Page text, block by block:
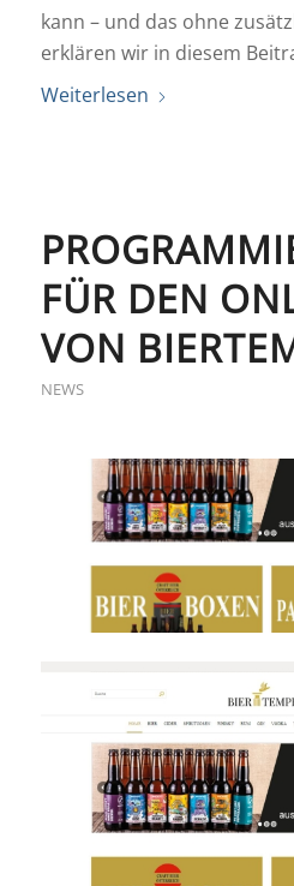
kann – und das ohne
erklären wir in diesem
Weiterlesen
FÜR DEN
VON
NEWS